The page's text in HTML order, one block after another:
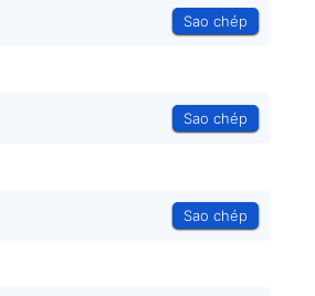
Sao chép
Sao chép
Sao chép